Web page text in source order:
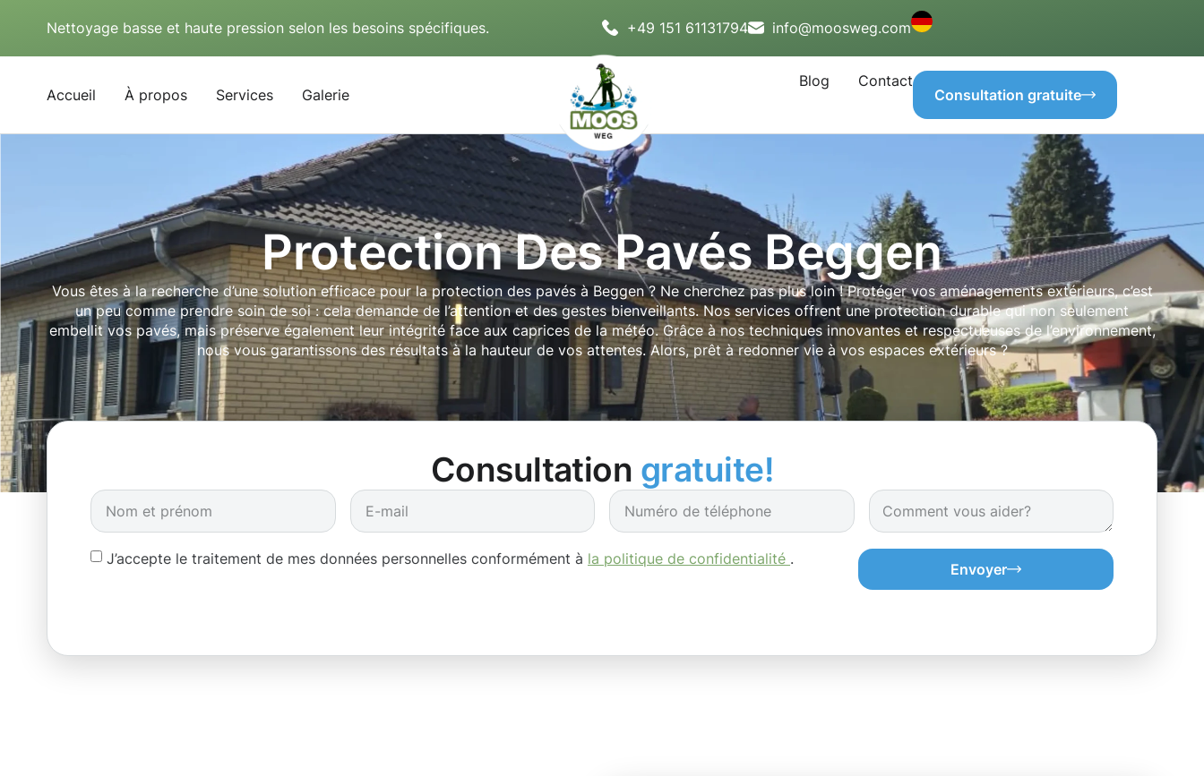
Nettoyage basse et haute pression selon les besoins spécifiques. +49 151 61131794 info@moosweg.com
Accueil À propos Services Galerie
Blog
Contact
Consultation gratuite
Protection Des Pavés Beggen
Vous êtes à la recherche d’une solution efficace pour la protection des pavés à Beggen ? Ne cherchez pas plus loin ! Protéger vos aménagements extérieurs, c’est
un peu comme prendre soin de soi : cela demande de l’attention et des gestes bienveillants. Nos services offrent une protection durable qui non seulement
embellit vos pavés, mais préserve également leur intégrité face aux caprices de la météo. Grâce à nos techniques innovantes et respectueuses de l’environnement,
nous vous garantissons des résultats à la hauteur de vos attentes. Alors, prêt à redonner vie à vos espaces extérieurs ?
Consultation gratuite!
J’accepte le traitement de mes données personnelles conformément à la politique de confidentialité .
Envoyer